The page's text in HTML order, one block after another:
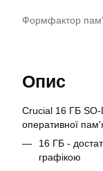
Формфактор
Опис
Crucial 16 ГБ
оперативної
16 ГБ -
графікою